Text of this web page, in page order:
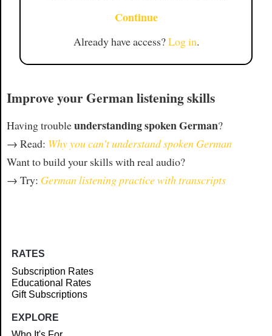
Continue
Already have access?Log in.
Improve your German listening skills
Having troubleunderstanding spoken German?
→ Read: Why you can't understand spoken German
Want to build your skills with real audio?
→ Try: German listening practice with transcripts
RATES
Subscription Rates
Educational Rates
Gift Subscriptions
EXPLORE